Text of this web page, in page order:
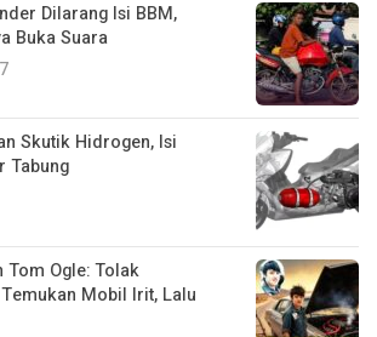
Dilarang Isi BBM,
Buka Suara
Skutik Hidrogen, Isi
Tabung
Tom Ogle: Tolak
Mobil Irit, Lalu